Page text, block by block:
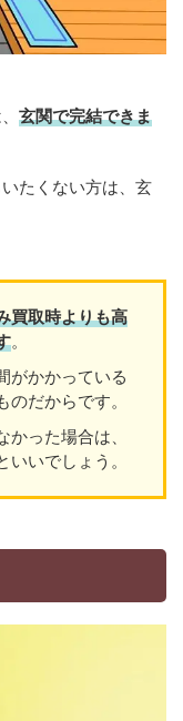
玄関で完結できま
たくない方は、玄
買取時よりも高
。
がかかっている
だからです。
った場合は、
いでしょう。